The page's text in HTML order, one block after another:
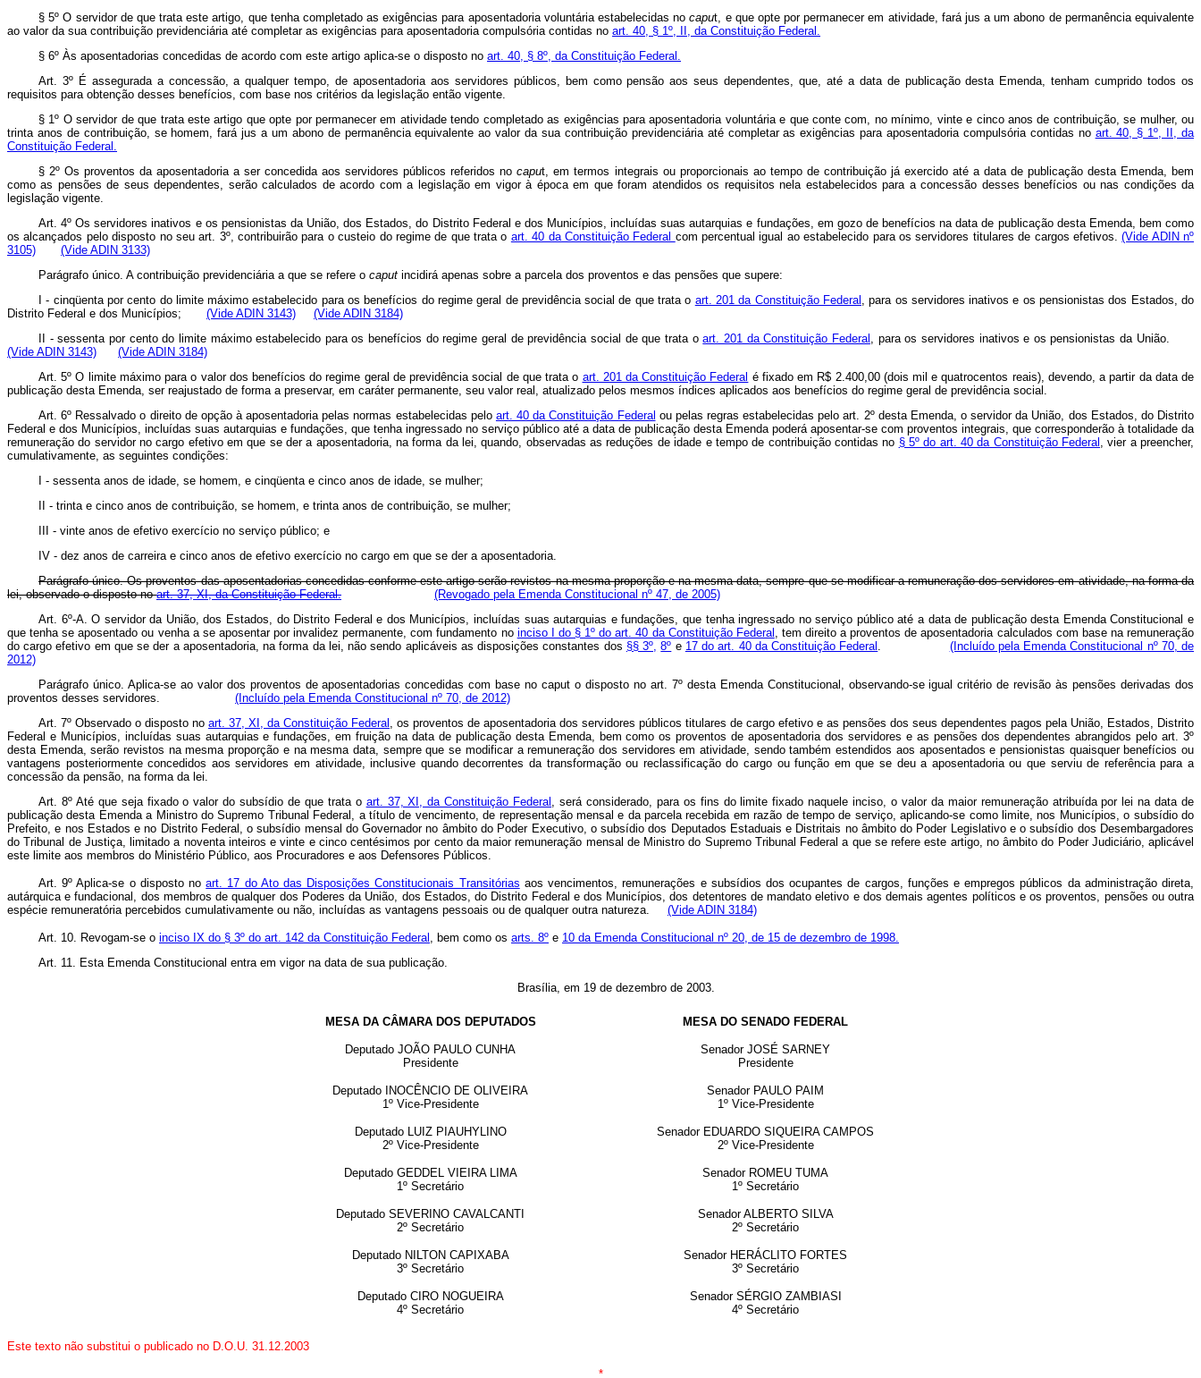
§ 5º O servidor de que trata este artigo, que tenha completado as exigências para aposentadoria voluntária estabelecidas nocaput, e que opte por permanecer em atividade, fará jus a um abono de permanência equivalente
ao valor da sua contribuição previdenciária até completar as exigências para aposentadoria compulsória contidas no art. 40, § 1º, II, da Constituição Federal.
§ 6º Às aposentadorias concedidas de acordo com este artigo aplica-se o disposto no art. 40, § 8º, da Constituição Federal.
Art. 3º É assegurada a concessão, a qualquer tempo, de aposentadoria aos servidores públicos, bem como pensão aos seus dependentes, que, até a data de publicação desta Emenda, tenham cumprido todos os
requisitos para obtenção desses benefícios, com base nos critérios da legislação então vigente.
§ 1º O servidor de que trata este artigo que opte por permanecer em atividade tendo completado as exigências para aposentadoria voluntária e que conte com, no mínimo, vinte e cinco anos de contribuição, se mulher, ou
trinta anos de contribuição, se homem, fará jus a um abono de permanência equivalente ao valor da sua contribuição previdenciária até completar as exigências para aposentadoria compulsória contidas no art. 40, § 1º, II, da
Constituição Federal.
§ 2º Os proventos da aposentadoria a ser concedida aos servidores públicos referidos nocaput, em termos integrais ou proporcionais ao tempo de contribuição já exercido até a data de publicação desta Emenda, bem
como as pensões de seus dependentes, serão calculados de acordo com a legislação em vigor à época em que foram atendidos os requisitos nela estabelecidos para a concessão desses benefícios ou nas condições da
legislação vigente.
Art. 4º Os servidores inativos e os pensionistas da União, dos Estados, do Distrito Federal e dos Municípios, incluídas suas autarquias e fundações, em gozo de benefícios na data de publicação desta Emenda, bem como
os alcançados pelo disposto no seu art. 3º, contribuirão para o custeio do regime de que trata o art. 40 da Constituição Federal com percentual igual ao estabelecido para os servidores titulares de cargos efetivos.(Vide ADIN nº
3105)
(Vide ADIN 3133)
Parágrafo único. A contribuição previdenciária a que se refere o caput incidirá apenas sobre a parcela dos proventos e das pensões que supere:
I - cinqüenta por cento do limite máximo estabelecido para os benefícios do regime geral de previdência social de que trata o art. 201 da Constituição Federal , para os servidores inativos e os pensionistas dos Estados, do
Distrito Federal e dos Municípios; (Vide ADIN 3143)
(Vide ADIN 3184)
II - sessenta por cento do limite máximo estabelecido para os benefícios do regime geral de previdência social de que trata oart. 201 da Constituição Federal , para os servidores inativos e os pensionistas da União.
(Vide ADIN 3143)
(Vide ADIN 3184)
Art. 5º O limite máximo para o valor dos benefícios do regime geral de previdência social de que trata o art. 201 da Constituição Federal é fixado em R$ 2.400,00 (dois mil e quatrocentos reais), devendo, a partir da data de
publicação desta Emenda, ser reajustado de forma a preservar, em caráter permanente, seu valor real, atualizado pelos mesmos índices aplicados aos benefícios do regime geral de previdência social.
Art. 6º Ressalvado o direito de opção à aposentadoria pelas normas estabelecidas pelo art. 40 da Constituição Federal ou pelas regras estabelecidas pelo art. 2º desta Emenda, o servidor da União, dos Estados, do Distrito
Federal e dos Municípios, incluídas suas autarquias e fundações, que tenha ingressado no serviço público até a data de publicação desta Emenda poderá aposentar-se com proventos integrais, que corresponderão à totalidade da
remuneração do servidor no cargo efetivo em que se der a aposentadoria, na forma da lei, quando, observadas as reduções de idade e tempo de contribuição contidas no § 5º do art. 40 da Constituição Federal , vier a preencher,
cumulativamente, as seguintes condições:
I - sessenta anos de idade, se homem, e cinqüenta e cinco anos de idade, se mulher;
II - trinta e cinco anos de contribuição, se homem, e trinta anos de contribuição, se mulher;
III - vinte anos de efetivo exercício no serviço público; e
IV - dez anos de carreira e cinco anos de efetivo exercício no cargo em que se der a aposentadoria.
Parágrafo único. Os proventos das aposentadorias concedidas conforme este artigo serão revistos na mesma proporção e na mesma data, sempre que se modificar a remuneração dos servidores em atividade, na forma da
lei, observado o disposto noart. 37, XI, da Constituição Federal.
(Revogado pela Emenda Constitucional nº 47, de 2005)
Art. 6º-A. O servidor da União, dos Estados, do Distrito Federal e dos Municípios, incluídas suas autarquias e fundações, que tenha ingressado no serviço público até a data de publicação desta Emenda Constitucional e
que tenha se aposentado ou venha a se aposentar por invalidez permanente, com fundamento no inciso I do § 1º do art. 40 da Constituição Federal , tem direito a proventos de aposentadoria calculados com base na remuneração
do cargo efetivo em que se der a aposentadoria, na forma da lei, não sendo aplicáveis as disposições constantes dos §§ 3º, 8º e 17 do art. 40 da Constituição Federal . (Incluído pela Emenda Constitucional nº 70, de
2012)
Parágrafo único. Aplica-se ao valor dos proventos de aposentadorias concedidas com base no caput o disposto no art. 7º desta Emenda Constitucional, observando-se igual critério de revisão às pensões derivadas dos
proventos desses servidores. (Incluído pela Emenda Constitucional nº 70, de 2012)
Art. 7º Observado o disposto no art. 37, XI, da Constituição Federal , os proventos de aposentadoria dos servidores públicos titulares de cargo efetivo e as pensões dos seus dependentes pagos pela União, Estados, Distrito
Federal e Municípios, incluídas suas autarquias e fundações, em fruição na data de publicação desta Emenda, bem como os proventos de aposentadoria dos servidores e as pensões dos dependentes abrangidos pelo art. 3º
desta Emenda, serão revistos na mesma proporção e na mesma data, sempre que se modificar a remuneração dos servidores em atividade, sendo também estendidos aos aposentados e pensionistas quaisquer benefícios ou
vantagens posteriormente concedidos aos servidores em atividade, inclusive quando decorrentes da transformação ou reclassificação do cargo ou função em que se deu a aposentadoria ou que serviu de referência para a
concessão da pensão, na forma da lei.
Art. 8º Até que seja fixado o valor do subsídio de que trata o art. 37, XI, da Constituição Federal , será considerado, para os fins do limite fixado naquele inciso, o valor da maior remuneração atribuída por lei na data de
publicação desta Emenda a Ministro do Supremo Tribunal Federal, a título de vencimento, de representação mensal e da parcela recebida em razão de tempo de serviço, aplicando-se como limite, nos Municípios, o subsídio do
Prefeito, e nos Estados e no Distrito Federal, o subsídio mensal do Governador no âmbito do Poder Executivo, o subsídio dos Deputados Estaduais e Distritais no âmbito do Poder Legislativo e o subsídio dos Desembargadores
do Tribunal de Justiça, limitado a noventa inteiros e vinte e cinco centésimos por cento da maior remuneração mensal de Ministro do Supremo Tribunal Federal a que se refere este artigo, no âmbito do Poder Judiciário, aplicável
este limite aos membros do Ministério Público, aos Procuradores e aos Defensores Públicos.
Art. 9º Aplica-se o disposto noart. 17 do Ato das Disposições Constitucionais Transitórias aos vencimentos, remunerações e subsídios dos ocupantes de cargos, funções e empregos públicos da administração direta,
autárquica e fundacional, dos membros de qualquer dos Poderes da União, dos Estados, do Distrito Federal e dos Municípios, dos detentores de mandato eletivo e dos demais agentes políticos e os proventos, pensões ou outra
espécie remuneratória percebidos cumulativamente ou não, incluídas as vantagens pessoais ou de qualquer outra natureza. (Vide ADIN 3184)
Art. 10. Revogam-se o inciso IX do § 3º do art. 142 da Constituição Federal , bem como os arts. 8º e 10 da Emenda Constitucional nº 20, de 15 de dezembro de 1998.
Art. 11. Esta Emenda Constitucional entra em vigor na data de sua publicação.
Brasília, em 19 de dezembro de 2003.
MESA DA CÂMARA DOS DEPUTADOS
Deputado JOÃO PAULO CUNHA
Presidente
Deputado INOCÊNCIO DE OLIVEIRA
1º Vice-Presidente
Deputado LUIZ PIAUHYLINO
2º Vice-Presidente
Deputado GEDDEL VIEIRA LIMA
1º Secretário
Deputado SEVERINO CAVALCANTI
2º Secretário
Deputado NILTON CAPIXABA
3º Secretário
Deputado CIRO NOGUEIRA
4º Secretário
MESA DO SENADO FEDERAL
Senador JOSÉ SARNEY
Presidente
Senador PAULO PAIM
1º Vice-Presidente
Senador EDUARDO SIQUEIRA CAMPOS
2º Vice-Presidente
Senador ROMEU TUMA
1º Secretário
Senador ALBERTO SILVA
2º Secretário
Senador HERÁCLITO FORTES
3º Secretário
Senador SÉRGIO ZAMBIASI
4º Secretário
Este texto não substitui o publicado no D.O.U. 31.12.2003
*